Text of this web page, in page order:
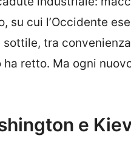
su cui l’Occidente
tra
ha retto. Ma ogni
e